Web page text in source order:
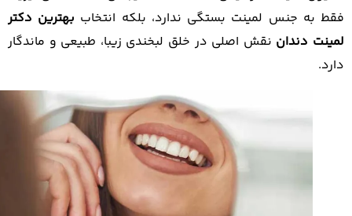
به جنس لمینت بستگی ندارد، بلکه انتخاببهترین دکتر
دنداننقش اصلی در خلق لبخندی زیبا، طبیعی و ماندگار